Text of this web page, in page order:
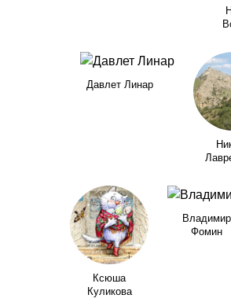
Давлет Линар
Ксюша
Куликова
Владимир
Фомин